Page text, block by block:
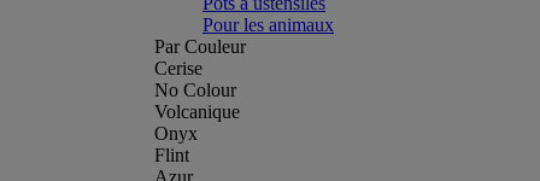
Pour les animaux
Par Couleur
Cerise
No Colour
Volcanique
Onyx
Flint
Azur